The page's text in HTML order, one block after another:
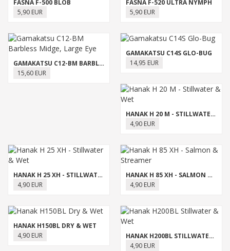
FASNA F-500 BLOB
5,90 EUR
FASNA F-520 ULTRA NYMPH
5,90 EUR
GAMAKATSU C12-BM BARBLESS MIDGE, LARGE EYE
15,60 EUR
GAMAKATSU C14S GLO-BUG
14,95 EUR
HANAK H 20 M - STILLWATER & WET
4,90 EUR
HANAK H 25 XH - STILLWATER & WET
4,90 EUR
HANAK H 85 XH - SALMON & STREAMER
4,90 EUR
HANAK H150BL DRY & WET
4,90 EUR
HANAK H200BL STILLWATER & WET
4,90 EUR